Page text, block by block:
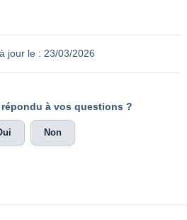
jour le : 23/03/2026
à vos questions ?
Non